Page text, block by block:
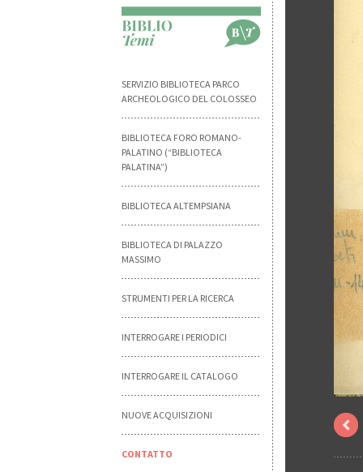
SERVIZIO BIBLIOTECA PARCO
ARCHEOLOGICO DEL COLOSSEO
BIBLIOTECA FORO ROMANO-
PALATINO (“BIBLIOTECA
PALATINA”)
BIBLIOTECA ALTEMPSIANA
BIBLIOTECA DI PALAZZO
MASSIMO
STRUMENTI PER LA RICERCA
INTERROGARE I PERIODICI
INTERROGARE IL CATALOGO
NUOVE ACQUISIZIONI
CONTATTO